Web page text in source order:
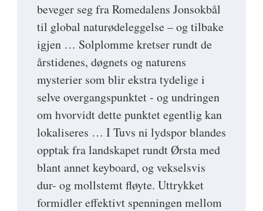
beveger seg fra Romedalens Jonsokbål
til global naturødeleggelse – og tilbake
igjen … Solplomme kretser rundt de
årstidenes, døgnets og naturens
mysterier som blir ekstra tydelige i
selve overgangspunktet - og undringen
om hvorvidt dette punktet egentlig kan
lokaliseres … I Tuvs ni lydspor blandes
opptak fra landskapet rundt Ørsta med
blant annet keyboard, og vekselsvis
dur- og mollstemt fløyte. Uttrykket
formidler effektivt spenningen mellom